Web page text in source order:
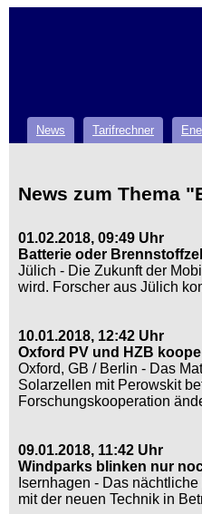
News Tarifrechner
News zum Thema
01.02.2018, 09:49 Uhr
Batterie oder
Jülich - Die Zukunft der
wird. Forscher aus Jülich
10.01.2018, 12:42 Uhr
Oxford PV und HZB
Oxford, GB / Berlin - Das
Solarzellen mit Perowskit
Forschungskooperation
09.01.2018, 11:42 Uhr
Windparks blinken nur
Isernhagen - Das
mit der neuen Technik in